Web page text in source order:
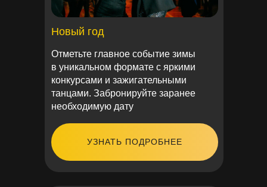
Новый год
Отметьте главное событие зимы
в уникальном формате с яркими
конкурсами и зажигательными
танцами. Забронируйте заранее
необходимую дату
УЗНАТЬ ПОДРОБНЕЕ